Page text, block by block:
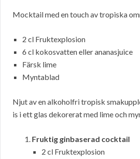
Mocktail med en touch av tropiska
2 cl Fruktexplosion
6 cl kokosvatten eller ananasjuice
Färsk lime
Myntablad
Njut av en alkoholfri tropisk
is i ett glas dekorerat med lime och
Fruktig ginbaserad cocktail
2 cl Fruktexplosion